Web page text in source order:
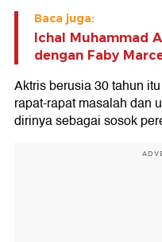
Baca juga:
Ichal Muhammad
dengan Faby
Aktris berusia 30 tahun
rapat-rapat masalah dan
dirinya sebagai sosok